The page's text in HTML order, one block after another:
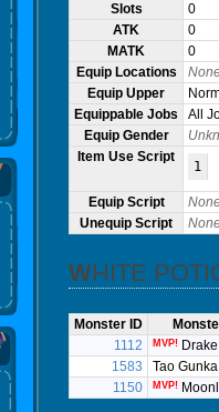
Slots
0
ATK
0
MATK
0
Equip Locations
Equip Upper
Equippable Jobs
All
Equip Gender
Item Use Script
1
Equip Script
Unequip Script
WHITE
Monster ID
1112
MVP! Drake
1583
Tao Gunka
1150
MVP!